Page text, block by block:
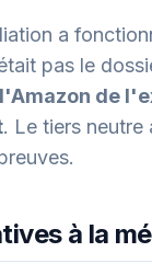
a
pas le
de
. Le tiers neutre
à la